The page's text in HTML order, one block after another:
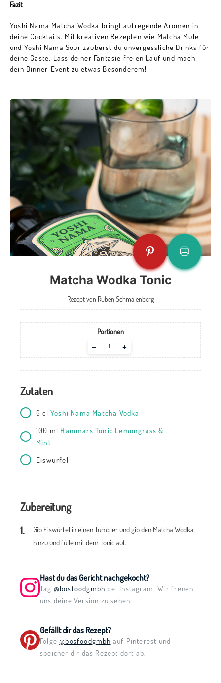
Fazit
Yoshi Nama Matcha Wodka bringt aufregende Aromen in
deine Cocktails. Mit kreativen Rezepten wie Matcha Mule
und Yoshi Nama Sour zauberst du unvergessliche Drinks für
deine Gäste. Lass deiner Fantasie freien Lauf und mach
dein Dinner-Event zu etwas Besonderem!
Matcha Wodka Tonic
Rezept von Ruben Schmalenberg
Portionen
Adjust
+
–
Zutaten
6 cl Yoshi Nama Matcha Vodka
100 ml Hammars Tonic Lemongrass &
Mint
Eiswürfel
Zubereitung
Gib Eiswürfel in einen Tumbler und gib den Matcha Wodka
hinzu und fülle mit dem Tonic auf.
Hast du das Gericht nachgekocht?
Tag @bosfoodgmbh bei Instagram. Wir freuen
uns deine Version zu sehen.
Gefällt dir das Rezept?
Folge@bosfoodgmbh auf Pinterest und
speicher dir das Rezept dort ab.